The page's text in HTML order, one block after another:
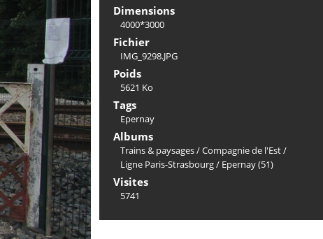
Dimensions
4000*3000
Fichier
IMG_9298.JPG
Poids
5621 Ko
Tags
Epernay
Albums
Trains & paysages/Compagnie de l'Est/
Ligne Paris-Strasbourg/ Epernay (51)
Visites
5741